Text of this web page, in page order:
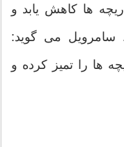
ها کاهش یابد و
می گوید:
ها را تمیز کرده و